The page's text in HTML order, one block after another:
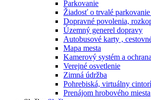
Parkovanie
Žiadosť o trvalé
Dopravné povolenia,
Územný generel dopravy
Autobusové karty ,
Mapa mesta
Kamerový systém a
Verejné osvetlenie
Zimná údržba
Pohrebiská, virtuálny
Prenájom hrobového miesta